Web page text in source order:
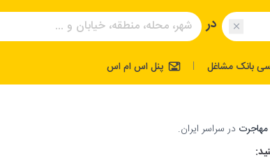
در
بانک مشاغل | پنل اس ام اس
در سراسر ایران.